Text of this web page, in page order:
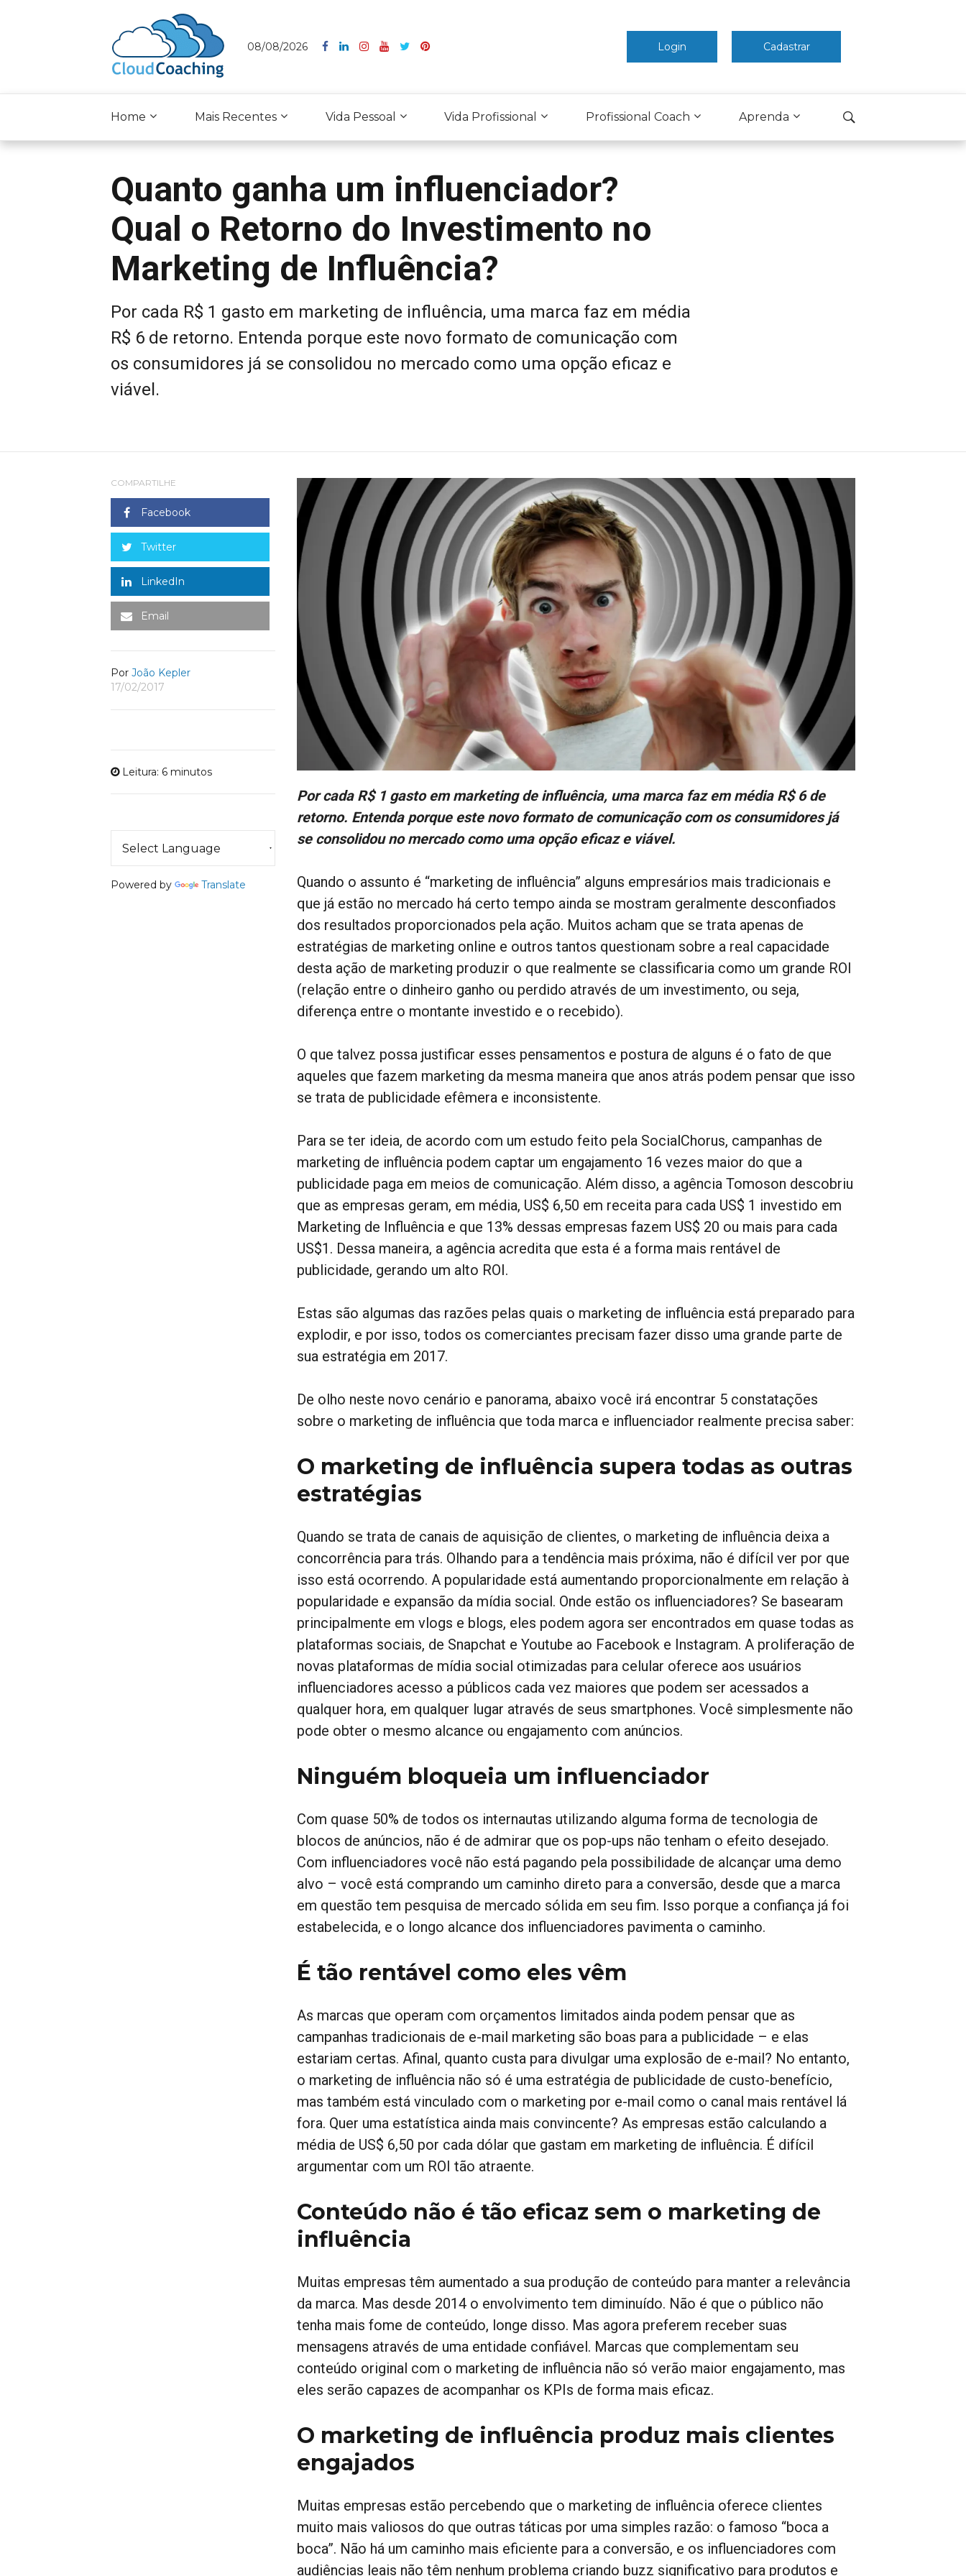
08/08/2026 Login Cadastrar
Home Mais Recentes Vida Pessoal Vida Profissional Profissional Coach Aprenda
Quanto ganha um influenciador?
Qual o Retorno do Investimento no
Marketing de Influência?
Por cada R$ 1 gasto em marketing de influência, uma marca faz em média
R$ 6 de retorno. Entenda porque este novo formato de comunicação com
os consumidores já se consolidou no mercado como uma opção eficaz e
viável.
COMPARTILHE
Facebook
Twitter
LinkedIn
Email
Por João Kepler
17/02/2017
Leitura: 6 minutos
Powered by Translate
Por cada R$ 1 gasto em marketing de influência, uma marca faz em média R$ 6 de
retorno. Entenda porque este novo formato de comunicação com os consumidores já
se consolidou no mercado como uma opção eficaz e viável.
Quando o assunto é “marketing de influência” alguns empresários mais tradicionais e
que já estão no mercado há certo tempo ainda se mostram geralmente desconfiados
dos resultados proporcionados pela ação. Muitos acham que se trata apenas de
estratégias de marketing online e outros tantos questionam sobre a real capacidade
desta ação de marketing produzir o que realmente se classificaria como um grande ROI
(relação entre o dinheiro ganho ou perdido através de um investimento, ou seja,
diferença entre o montante investido e o recebido).
O que talvez possa justificar esses pensamentos e postura de alguns é o fato de que
aqueles que fazem marketing da mesma maneira que anos atrás podem pensar que isso
se trata de publicidade efêmera e inconsistente.
Para se ter ideia, de acordo com um estudo feito pela SocialChorus, campanhas de
marketing de influência podem captar um engajamento 16 vezes maior do que a
publicidade paga em meios de comunicação. Além disso, a agência Tomoson descobriu
que as empresas geram, em média, US$ 6,50 em receita para cada US$ 1 investido em
Marketing de Influência e que 13% dessas empresas fazem US$ 20 ou mais para cada
US$1. Dessa maneira, a agência acredita que esta é a forma mais rentável de
publicidade, gerando um alto ROI.
Estas são algumas das razões pelas quais o marketing de influência está preparado para
explodir, e por isso, todos os comerciantes precisam fazer disso uma grande parte de
sua estratégia em 2017.
De olho neste novo cenário e panorama, abaixo você irá encontrar 5 constatações
sobre o marketing de influência que toda marca e influenciador realmente precisa saber:
O marketing de influência supera todas as outras
estratégias
Quando se trata de canais de aquisição de clientes, o marketing de influência deixa a
concorrência para trás. Olhando para a tendência mais próxima, não é difícil ver por que
isso está ocorrendo. A popularidade está aumentando proporcionalmente em relação à
popularidade e expansão da mídia social. Onde estão os influenciadores? Se basearam
principalmente em vlogs e blogs, eles podem agora ser encontrados em quase todas as
plataformas sociais, de Snapchat e Youtube ao Facebook e Instagram. A proliferação de
novas plataformas de mídia social otimizadas para celular oferece aos usuários
influenciadores acesso a públicos cada vez maiores que podem ser acessados a
qualquer hora, em qualquer lugar através de seus smartphones. Você simplesmente não
pode obter o mesmo alcance ou engajamento com anúncios.
Ninguém bloqueia um influenciador
Com quase 50% de todos os internautas utilizando alguma forma de tecnologia de
blocos de anúncios, não é de admirar que os pop-ups não tenham o efeito desejado.
Com influenciadores você não está pagando pela possibilidade de alcançar uma demo
alvo – você está comprando um caminho direto para a conversão, desde que a marca
em questão tem pesquisa de mercado sólida em seu fim. Isso porque a confiança já foi
estabelecida, e o longo alcance dos influenciadores pavimenta o caminho.
É tão rentável como eles vêm
As marcas que operam com orçamentos limitados ainda podem pensar que as
campanhas tradicionais de e-mail marketing são boas para a publicidade – e elas
estariam certas. Afinal, quanto custa para divulgar uma explosão de e-mail? No entanto,
o marketing de influência não só é uma estratégia de publicidade de custo-benefício,
mas também está vinculado com o marketing por e-mail como o canal mais rentável lá
fora. Quer uma estatística ainda mais convincente? As empresas estão calculando a
média de US$ 6,50 por cada dólar que gastam em marketing de influência. É difícil
argumentar com um ROI tão atraente.
Conteúdo não é tão eficaz sem o marketing de
influência
Muitas empresas têm aumentado a sua produção de conteúdo para manter a relevância
da marca. Mas desde 2014 o envolvimento tem diminuído. Não é que o público não
tenha mais fome de conteúdo, longe disso. Mas agora preferem receber suas
mensagens através de uma entidade confiável. Marcas que complementam seu
conteúdo original com o marketing de influência não só verão maior engajamento, mas
eles serão capazes de acompanhar os KPIs de forma mais eficaz.
O marketing de influência produz mais clientes
engajados
Muitas empresas estão percebendo que o marketing de influência oferece clientes
muito mais valiosos do que outras táticas por uma simples razão: o famoso “boca a
boca”. Não há um caminho mais eficiente para a conversão, e os influenciadores com
audiências leais não têm nenhum problema criando buzz significativo para produtos e